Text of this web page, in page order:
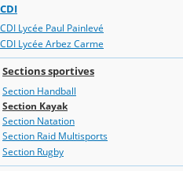
CDI
CDI Lycée Paul Painlevé
CDI Lycée Arbez Carme
Sections sportives
Section Handball
Section Kayak
Section Natation
Section Raid Multisports
Section Rugby